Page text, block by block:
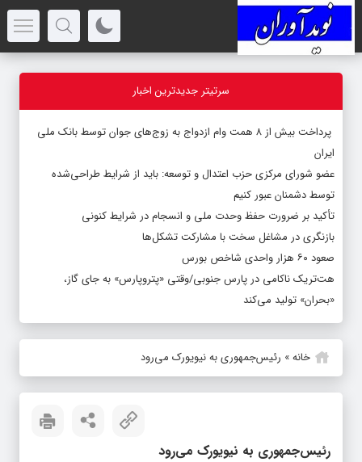
سرتیتر جدیدترین اخبار
پرداخت بیش از ۸ همت وام ازدواج به زوج‌های جوان توسط بانک ملی
ایران
عضو شورای مرکزی حزب اعتدال و توسعه: باید از شرایط طراحی‌شده
توسط دشمنان عبور کنیم
تأکید بر ضرورت حفظ وحدت ملی و انسجام در شرایط کنونی
بازنگری در مشاغل سخت با مشارکت تشکل‌ها
صعود ۶۰ هزار واحدی شاخص بورس
هت‌تریک ناکامی در پارس جنوبی/وقتی «پتروپارس» به جای گاز،
«بحران» تولید می‌کند
خانه» رئیس‌جمهوری به نیویورک می‌رود
رئیس‌جمهوری به نیویورک می‌رود